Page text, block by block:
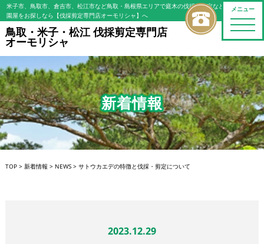
メニュー
toggle
米子市、鳥取市、倉吉市、松江市など鳥取・島根県エリアで庭木の伐採・剪定などの植木屋/造
園屋をお探しなら【伐採剪定専門店オーモリシャ】へ
鳥取・米子・松江 伐採剪定専門店
オーモリシャ
新着情報
TOP> 新着情報 > NEWS> サトウカエデの特徴と伐採・剪定について
2023.12.29